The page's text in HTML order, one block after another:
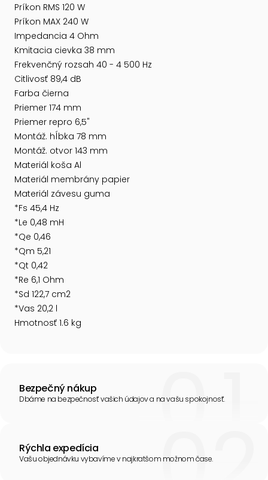
Príkon RMS 120 W
Príkon MAX 240 W
Impedancia 4 Ohm
Kmitacia cievka 38 mm
Frekvenčný rozsah 40 - 4 500 Hz
Citlivosť 89,4 dB
Farba čierna
Priemer 174 mm
Priemer repro 6,5"
Montáž. hĺbka 78 mm
Montáž. otvor 143 mm
Materiál koša Al
Materiál membrány papier
Materiál závesu guma
*Fs 45,4 Hz
*Le 0,48 mH
*Qe 0,46
*Qm 5,21
*Qt 0,42
*Re 6,1 Ohm
*Sd 122,7 cm2
*Vas 20,2 l
Hmotnosť 1.6 kg
Bezpečný nákup
Dbáme na bezpečnosť vašich údajov a na vašu spokojnosť.
Rýchla expedícia
Vašu objednávku vybavíme v najkratšom možnom čase.